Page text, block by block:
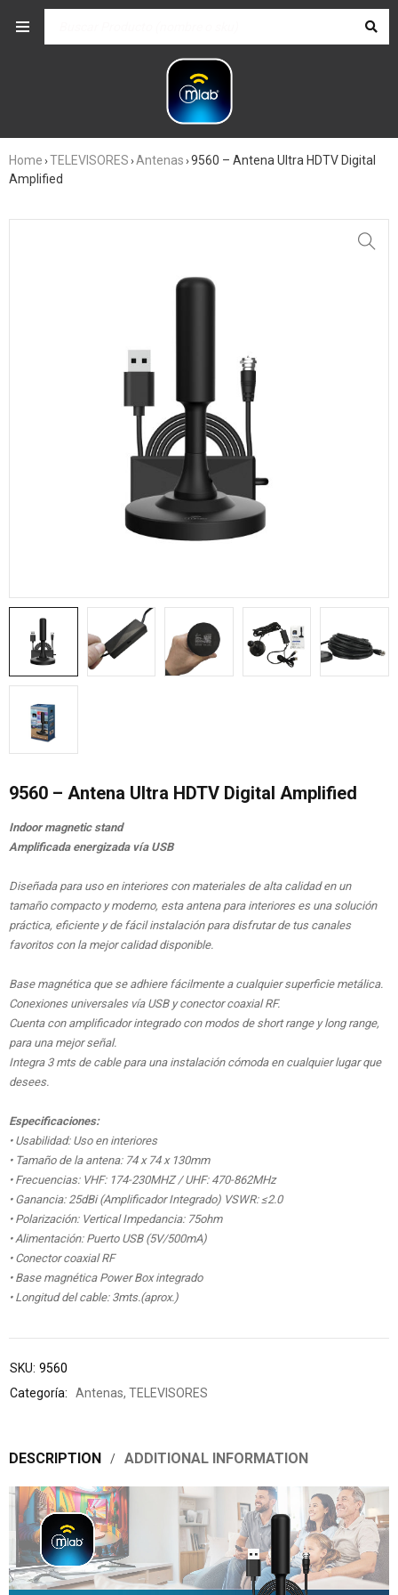
Home ›TELEVISORES ›Antenas ›9560 – Antena Ultra HDTV Digital
Amplified
9560 – Antena Ultra HDTV Digital Amplified
Indoor magnetic stand
Amplificada energizada vía USB
Diseñada para uso en interiores con materiales de alta calidad en un
tamaño compacto y moderno, esta antena para interiores es una solución
práctica, eficiente y de fácil instalación para disfrutar de tus canales
favoritos con la mejor calidad disponible.
Base magnética que se adhiere fácilmente a cualquier superficie metálica.
Conexiones universales vía USB y conector coaxial RF.
Cuenta con amplificador integrado con modos de short range y long range,
para una mejor señal.
Integra 3 mts de cable para una instalación cómoda en cualquier lugar que
desees.
Especificaciones:
• Usabilidad: Uso en interiores
• Tamaño de la antena: 74 x 74 x 130mm
• Frecuencias: VHF: 174-230MHZ / UHF: 470-862MHz
• Ganancia: 25dBi (Amplificador Integrado) VSWR: ≤2.0
• Polarización: Vertical Impedancia: 75ohm
• Alimentación: Puerto USB (5V/500mA)
• Conector coaxial RF
• Base magnética Power Box integrado
• Longitud del cable: 3mts.(aprox.)
SKU: 9560
Categoría:
Antenas, TELEVISORES
DESCRIPTION ADDITIONAL INFORMATION